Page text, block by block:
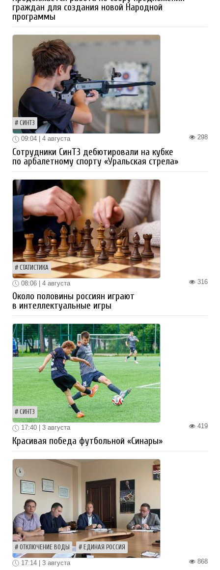
граждан для создания новой Народной
программы
СИНТЗ
298
09:04 | 4 августа
Сотрудники СинТЗ дебютировали на кубке
по арбалетному спорту «Уральская стрела»
СТАТИСТИКА
316
08:06 | 4 августа
Около половины россиян играют
в интеллектуальные игры
СИНТЗ
419
17:40 | 3 августа
Красивая победа футбольной «Синары»
ОТКЛЮЧЕНИЕ ВОДЫ ЕДИНАЯ РОССИЯ
868
17:14 | 3 августа